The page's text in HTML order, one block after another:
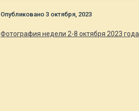
Опубликовано 3 октября, 2023
Фотография недели 2-8 октября 2023 года